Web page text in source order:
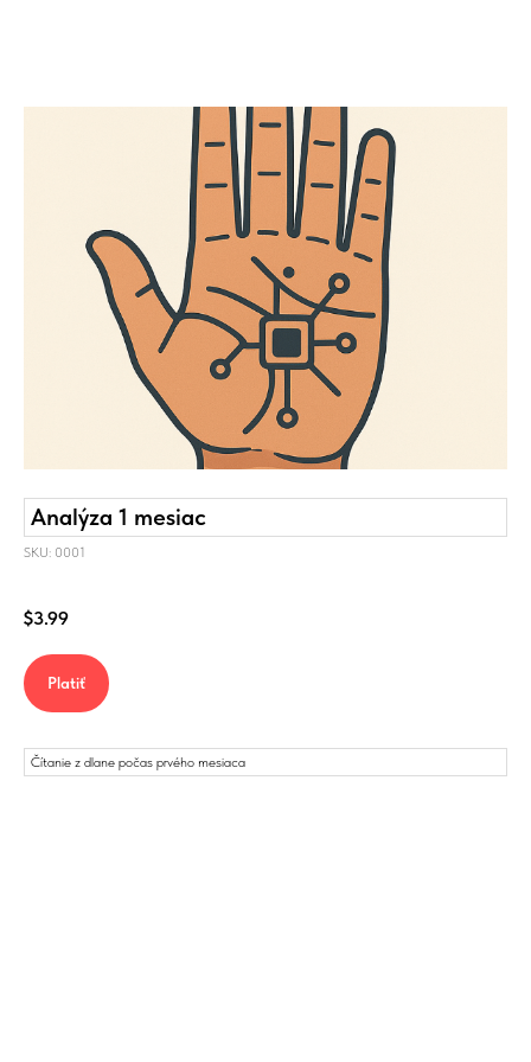
Analýza 1 mesiac
SKU: 0001
$3.99
Platiť
Čítanie z dlane počas prvého mesiaca